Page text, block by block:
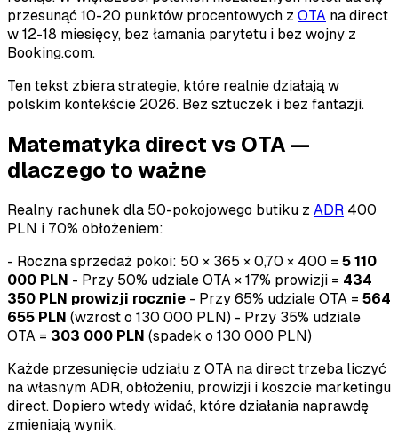
przesunąć 10-20 punktów procentowych z OTA na direct
w 12-18 miesięcy, bez łamania parytetu i bez wojny z
Booking.com.
Ten tekst zbiera strategie, które realnie działają w
polskim kontekście 2026. Bez sztuczek i bez fantazji.
Matematyka direct vs OTA —
dlaczego to ważne
Realny rachunek dla 50-pokojowego butiku z ADR 400
PLN i 70% obłożeniem:
- Roczna sprzedaż pokoi: 50 × 365 × 0,70 × 400 = 5 110
000 PLN - Przy 50% udziale OTA × 17% prowizji = 434
350 PLN prowizji rocznie - Przy 65% udziale OTA = 564
655 PLN (wzrost o 130 000 PLN) - Przy 35% udziale
OTA = 303 000 PLN (spadek o 130 000 PLN)
Każde przesunięcie udziału z OTA na direct trzeba liczyć
na własnym ADR, obłożeniu, prowizji i koszcie marketingu
direct. Dopiero wtedy widać, które działania naprawdę
zmieniają wynik.